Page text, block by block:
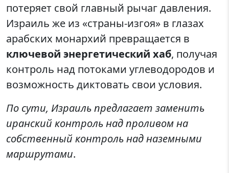
потеряет свой главный рычаг давления.
Израиль же из «страны-изгоя» в глазах
арабских монархий превращается в
ключевой энергетический хаб, получая
контроль над потоками углеводородов и
возможность диктовать свои условия.
По сути, Израиль предлагает заменить
иранский контроль над проливом на
собственный контроль над наземными
маршрутами.